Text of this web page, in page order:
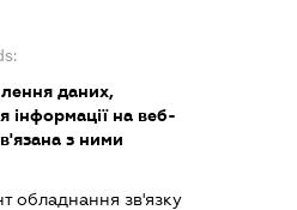
даних,
інформації на веб-
з ними
обладнання зв'язку